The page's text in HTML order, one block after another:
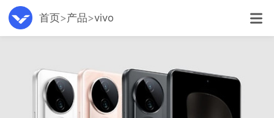
首页 产品 vivo